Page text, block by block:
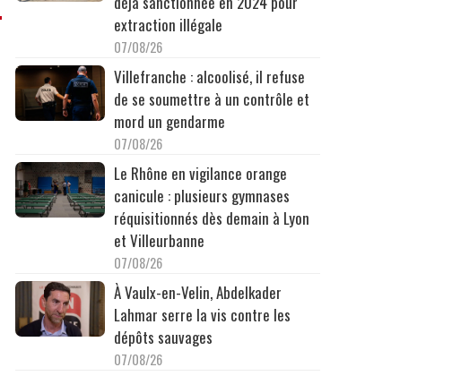
extraction illégale
07/08/26
Villefranche : alcoolisé, il refuse
de se soumettre à un contrôle et
mord un gendarme
07/08/26
Le Rhône en vigilance orange
canicule : plusieurs gymnases
réquisitionnés dès demain à Lyon
et Villeurbanne
07/08/26
À Vaulx-en-Velin, Abdelkader
Lahmar serre la vis contre les
dépôts sauvages
07/08/26